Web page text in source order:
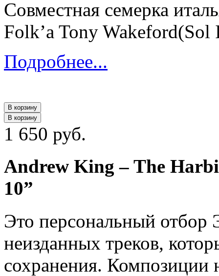
Совместная семерка
Folk’a Tony
Подробнее...
В корзину
В корзину
1 650 руб.
Andrew King ‎– The
10”
Это персональный
неизданных треков,
сохранения. Композиции